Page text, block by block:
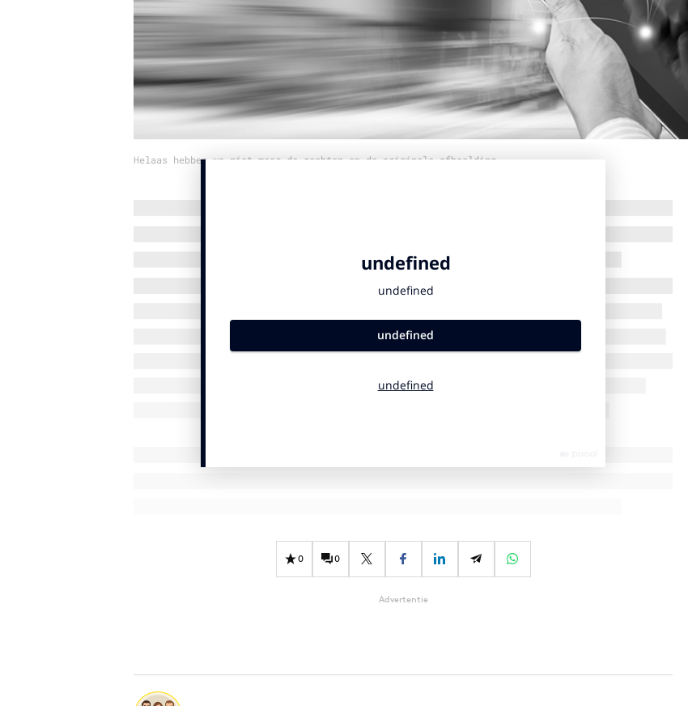
Helaas hebben we niet meer de rechten op de originele afbeelding
0 0
Advertentie